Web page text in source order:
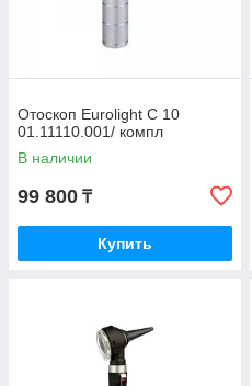
Отоскоп Eurolight C 10
01.11110.001/ компл
В наличии
99 800 ₸
Купить